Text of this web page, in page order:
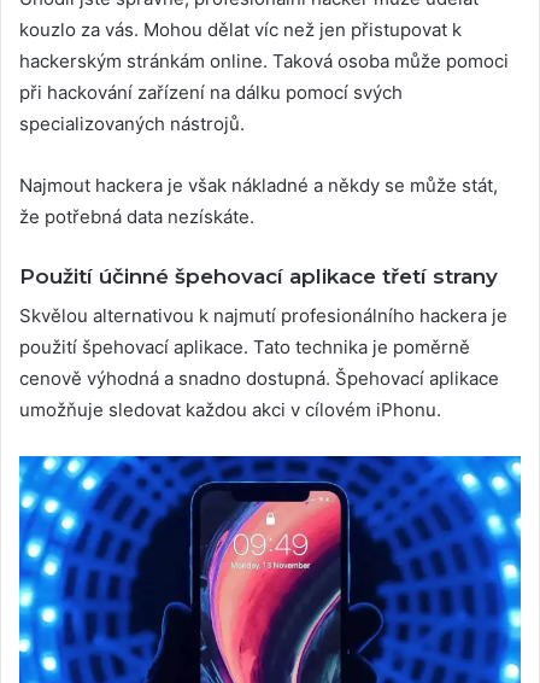
kouzlo za vás. Mohou dělat víc než jen přistupovat k
hackerským stránkám online. Taková osoba může pomoci
při hackování zařízení na dálku pomocí svých
specializovaných nástrojů.
Najmout hackera je však nákladné a někdy se může stát,
že potřebná data nezískáte.
Použití účinné špehovací aplikace třetí strany
Skvělou alternativou k najmutí profesionálního hackera je
použití špehovací aplikace. Tato technika je poměrně
cenově výhodná a snadno dostupná. Špehovací aplikace
umožňuje sledovat každou akci v cílovém iPhonu.